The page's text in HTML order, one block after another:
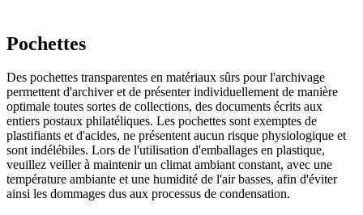
Pochettes
Des pochettes transparentes en matériaux sûrs pour l'archivage
permettent d'archiver et de présenter individuellement de manière
optimale toutes sortes de collections, des documents écrits aux
entiers postaux philatéliques. Les pochettes sont exemptes de
plastifiants et d'acides, ne présentent aucun risque physiologique et
sont indélébiles. Lors de l'utilisation d'emballages en plastique,
veuillez veiller à maintenir un climat ambiant constant, avec une
température ambiante et une humidité de l'air basses, afin d'éviter
ainsi les dommages dus aux processus de condensation.